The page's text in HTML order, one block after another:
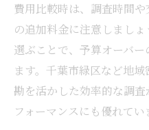
費用比較時は、調査時間
の追加料金に注意しまし
選ぶことで、予算オーバ
ます。千葉市緑区など地
勘を活かした効率的な調
フォーマンスにも優れてい